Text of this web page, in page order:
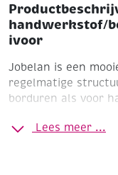
handwerkstof/
ivoor
Jobelan is een
regelmatige
borduren als voor
Beijer 51% katoen/
Lees meer ...